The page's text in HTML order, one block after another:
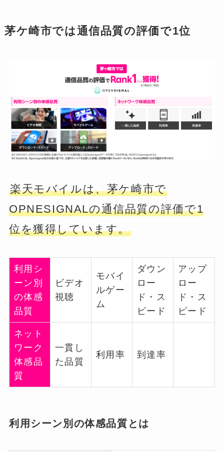
茅ケ崎市では通信品質の評価で1位
楽天モバイルは、茅ケ崎市で
OPNESIGNALの通信品質の評価で1
位を獲得しています。
利用シ
ーン別
の体感
品質
ビデオ
視聴
モバイ
ルゲー
ム
ダウン
ロー
ド・ス
ピード
アップ
ロー
ド・ス
ピード
ネット
ワーク
体感品
質
一貫し
た品質
利用率 到達率
利用シーン別の体感品質とは